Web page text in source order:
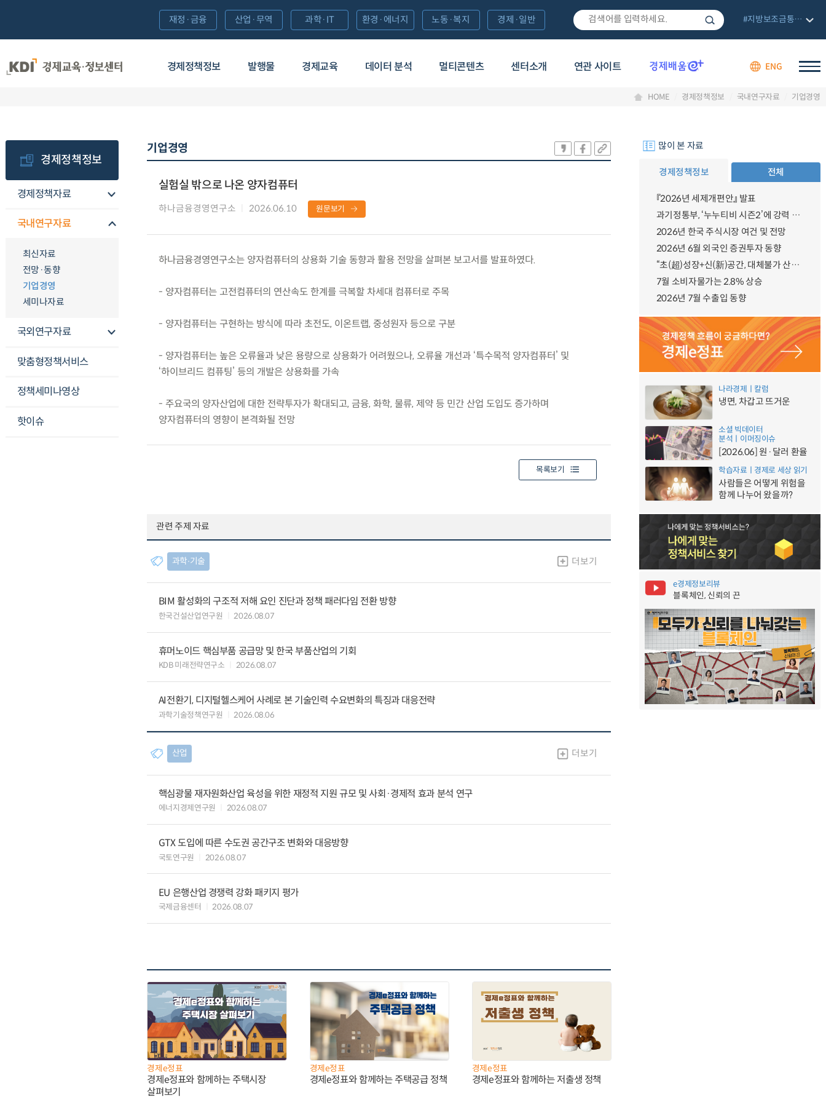
경제정책정보 발행물 경제교육 데이터 분석 멀티콘텐츠 센터소개 연관 사이트 ENG
재정·금융 산업·무역 과학·IT 환경·에너지 노동·복지 경제·일반 #지방보조금통합관리망
HOME 경제정책정보 국내연구자료 기업경영
경제정책정보
경제정책자료
국내연구자료
최신자료
전망·동향
기업경영
세미나자료
국외연구자료
맞춤형정책서비스
정책세미나영상
핫이슈
기업경영
실험실 밖으로 나온 양자컴퓨터
하나금융경영연구소 2026.06.10 원문보기
하나금융경영연구소는 양자컴퓨터의 상용화 기술 동향과 활용 전망을 살펴본 보고서를 발표하였다.
- 양자컴퓨터는 고전컴퓨터의 연산속도 한계를 극복할 차세대 컴퓨터로 주목
- 양자컴퓨터는 구현하는 방식에 따라 초전도, 이온트랩, 중성원자 등으로 구분
- 양자컴퓨터는 높은 오류율과 낮은 용량으로 상용화가 어려웠으나, 오류율 개선과 ‘특수목적 양자컴퓨터’ 및
‘하이브리드 컴퓨팅’ 등의 개발은 상용화를 가속
- 주요국의 양자산업에 대한 전략투자가 확대되고, 금융, 화학, 물류, 제약 등 민간 산업 도입도 증가하며
양자컴퓨터의 영향이 본격화될 전망
목록보기
관련 주제 자료
과학∙기술 더보기
BIM 활성화의 구조적 저해 요인 진단과 정책 패러다임 전환 방향
한국건설산업연구원 2026.08.07
휴머노이드 핵심부품 공급망 및 한국 부품산업의 기회
KDB 미래전략연구소 2026.08.07
AI전환기, 디지털헬스케어 사례로 본 기술인력 수요변화의 특징과 대응전략
과학기술정책연구원 2026.08.06
산업 더보기
핵심광물 재자원화산업 육성을 위한 재정적 지원 규모 및 사회·경제적 효과 분석 연구
에너지경제연구원 2026.08.07
GTX 도입에 따른 수도권 공간구조 변화와 대응방향
국토연구원 2026.08.07
EU 은행산업 경쟁력 강화 패키지 평가
국제금융센터 2026.08.07
경제e정표
경제e정표와 함께하는 주택시장
살펴보기
경제e정표
경제e정표와 함께하는 주택공급 정책
경제e정표
경제e정표와 함께하는 저출생 정책
많이 본 자료
경제정책정보 전체
『2026년 세제개편안』 발표
과기정통부, ‘누누티비 시즌2’에 강력 대응 의지 밝혀
2026년 한국 주식시장 여건 및 전망
2026년 6월 외국인 증권투자 동향
“초(超)성장+신(新)공간, 대체불가 산업강국”
7월 소비자물가는 2.8% 상승
2026년 7월 수출입 동향
나라경제ㅣ칼럼
냉면, 차갑고 뜨거운
소셜 빅데이터
분석ㅣ이머징이슈
[2026.06] 원·달러 환율
학습자료ㅣ경제로 세상 읽기
사람들은 어떻게 위험을
함께 나누어 왔을까?
e경제정보리뷰
블록체인, 신뢰의 끈